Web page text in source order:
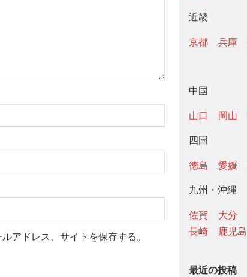
アドレス、サイトを保存する。
近畿
京都 兵庫
中国
山口 岡山
四国
徳島 愛媛
九州・沖縄
佐賀 大分
長崎
鹿児島
最近の投稿